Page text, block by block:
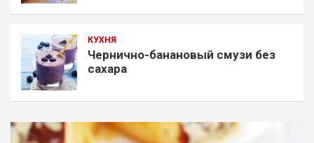
КУХНЯ
Чернично-банановый смузи без
сахара